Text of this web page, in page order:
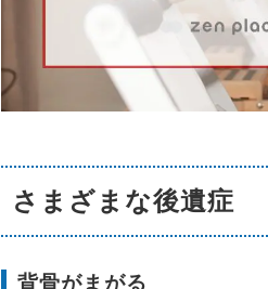
さまざまな後遺症
背骨がまがる